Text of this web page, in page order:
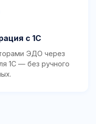
с 1С
ЭДО через
1С — без ручного